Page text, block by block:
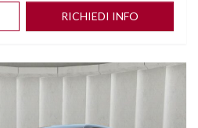
RICHIEDI INFO